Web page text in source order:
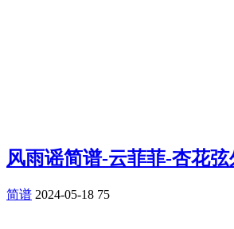
风雨谣简谱-云菲菲-杏花
简谱 2024-05-18 75